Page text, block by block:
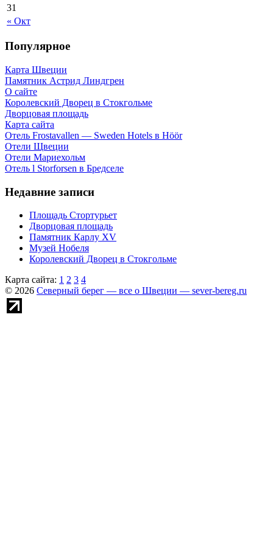
« Окт
31
Популярное
Карта Швеции
Памятник Астрид Линдгрен
О сайте
Королевский Дворец в Стокгольме
Дворцовая площадь
Карта сайта
Отель Frostavallen — Sweden Hotels в Höör
Отели Щвеции
Отели Мариехольм
Отель l Storforsen в Бредселе
Недавние записи
Площадь Стортурьет
Дворцовая площадь
Памятник Карлу XV
Музей Нобеля
Королевский Дворец в Стокгольме
Карта сайта: 1 2 3 4
© 2026 Северный берег — все о Швеции — sever-bereg.ru